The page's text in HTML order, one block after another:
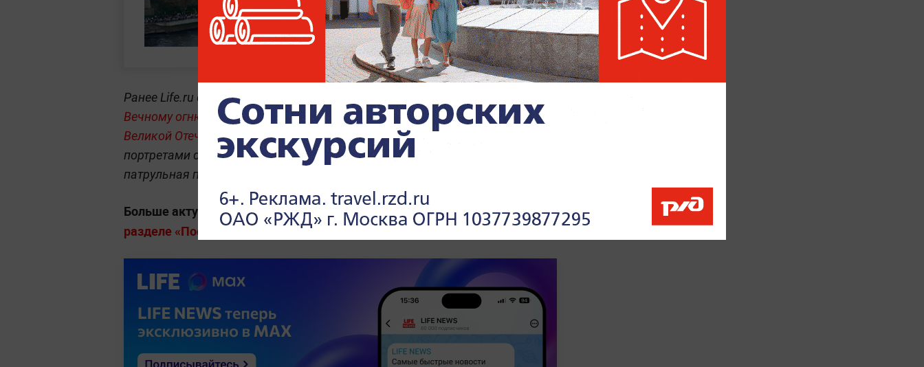
площади с экранов
Ивангорода
Ранее Life.ru сообщал, что
Вечному огню в парке Славы, чтобы почтить память погибших в годы
Великой Отечественной войны.Некоторые киевляне приходят с
портретами своих родных — участников войны. На месте дежурит
патрульная полиция. За порядком следят несколько нарядов.
Больше актуальных событий в режиме реального времени —читайте в
разделе «Последние новости» на Life.ru .